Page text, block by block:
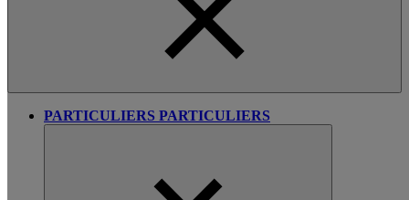
PARTICULIERS PARTICULIERS